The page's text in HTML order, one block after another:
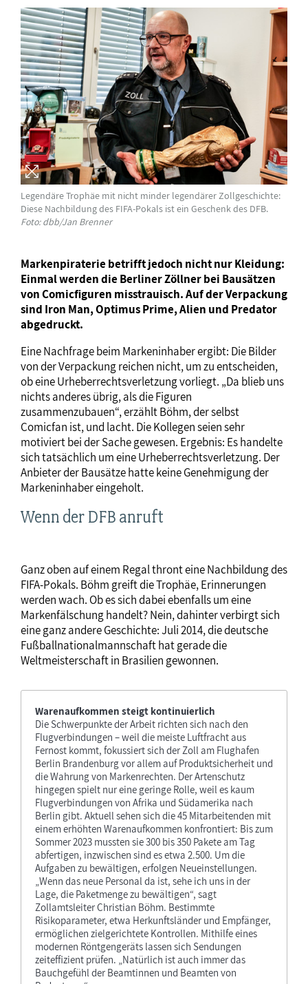
Legendäre Trophäe mit nicht minder legendärer Zollgeschichte:
Diese Nachbildung des FIFA-Pokals ist ein Geschenk des DFB.
Foto: dbb/Jan Brenner
Markenpiraterie betrifft jedoch nicht nur Kleidung:
Einmal werden die Berliner Zöllner bei Bausätzen
von Comicfiguren misstrauisch. Auf der Verpackung
sind Iron Man, Optimus Prime, Alien und Predator
abgedruckt.
Eine Nachfrage beim Markeninhaber ergibt: Die Bilder
von der Verpackung reichen nicht, um zu entscheiden,
ob eine Urheberrechtsverletzung vorliegt. „Da blieb uns
nichts anderes übrig, als die Figuren
zusammenzubauen“, erzählt Böhm, der selbst
Comicfan ist, und lacht. Die Kollegen seien sehr
motiviert bei der Sache gewesen. Ergebnis: Es handelte
sich tatsächlich um eine Urheberrechtsverletzung. Der
Anbieter der Bausätze hatte keine Genehmigung der
Markeninhaber eingeholt.
Wenn der DFB anruft
Ganz oben auf einem Regal thront eine Nachbildung des
FIFA-Pokals. Böhm greift die Trophäe, Erinnerungen
werden wach. Ob es sich dabei ebenfalls um eine
Markenfälschung handelt? Nein, dahinter verbirgt sich
eine ganz andere Geschichte: Juli 2014, die deutsche
Fußballnationalmannschaft hat gerade die
Weltmeisterschaft in Brasilien gewonnen.
Warenaufkommen steigt kontinuierlich
Die Schwerpunkte der Arbeit richten sich nach den
Flugverbindungen – weil die meiste Luftfracht aus
Fernost kommt, fokussiert sich der Zoll am Flughafen
Berlin Brandenburg vor allem auf Produktsicherheit und
die Wahrung von Markenrechten. Der Artenschutz
hingegen spielt nur eine geringe Rolle, weil es kaum
Flugverbindungen von Afrika und Südamerika nach
Berlin gibt. Aktuell sehen sich die 45 Mitarbeitenden mit
einem erhöhten Warenaufkommen konfrontiert: Bis zum
Sommer 2023 mussten sie 300 bis 350 Pakete am Tag
abfertigen, inzwischen sind es etwa 2.500. Um die
Aufgaben zu bewältigen, erfolgen Neueinstellungen.
„Wenn das neue Personal da ist, sehe ich uns in der
Lage, die Paketmenge zu bewältigen“, sagt
Zollamtsleiter Christian Böhm. Bestimmte
Risikoparameter, etwa Herkunftsländer und Empfänger,
ermöglichen zielgerichtete Kontrollen. Mithilfe eines
modernen Röntgengeräts lassen sich Sendungen
zeiteffizient prüfen. „Natürlich ist auch immer das
Bauchgefühl der Beamtinnen und Beamten von